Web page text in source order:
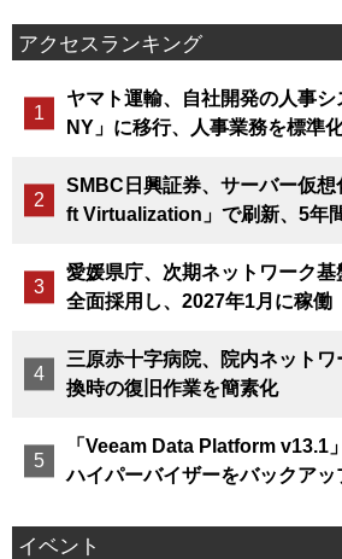
アクセスランキング
ヤマト運輸、自社開発の人事
NY」に移行、人事業務を標準
SMBC日興証券、サーバー仮
ft Virtualization」で刷新、5年
愛媛県庁、次期ネットワーク
全面採用し、2027年1月に稼働
三原赤十字病院、院内ネット
換時の復旧作業を簡素化
「Veeam Data Platform v13.1
ハイパーバイザーをバックアッ
イベント